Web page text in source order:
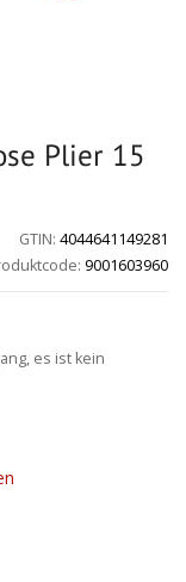
Plier 15
GTIN: 4044641149281
9001603960
es ist kein